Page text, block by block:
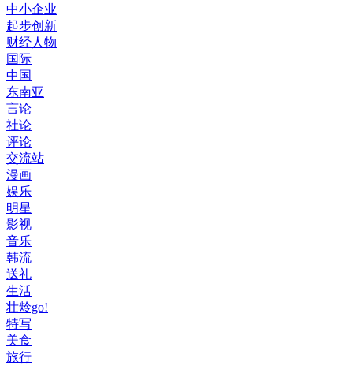
中小企业
起步创新
财经人物
国际
中国
东南亚
言论
社论
评论
交流站
漫画
娱乐
明星
影视
音乐
韩流
送礼
生活
壮龄go!
特写
美食
旅行